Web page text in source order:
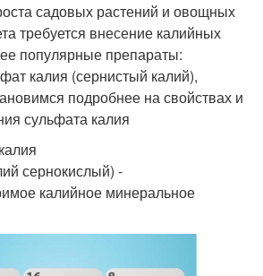
садовых растений и овощных
требуется внесение калийных
популярные препараты:
калия (сернистый калий),
подробнее на свойствах и
сульфата калия
сернокислый) -
калийное минеральное